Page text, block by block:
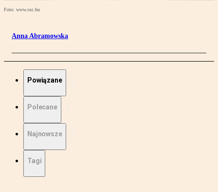
Foto: www.sxc.hu
Anna Abramowska
Powiązane
Polecane
Najnowsze
Tagi